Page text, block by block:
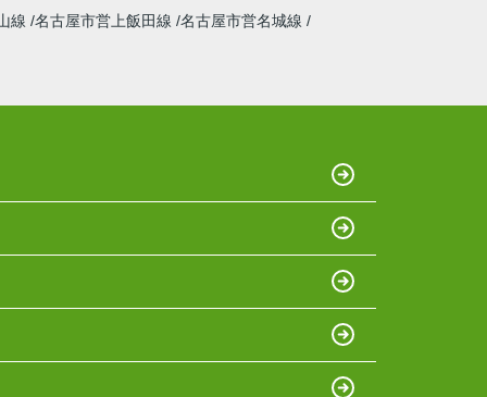
線 名古屋市営上飯田線 名古屋市営名城線